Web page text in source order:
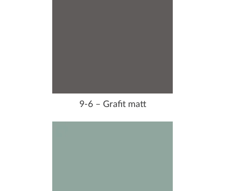
9-6 – Grafit matt